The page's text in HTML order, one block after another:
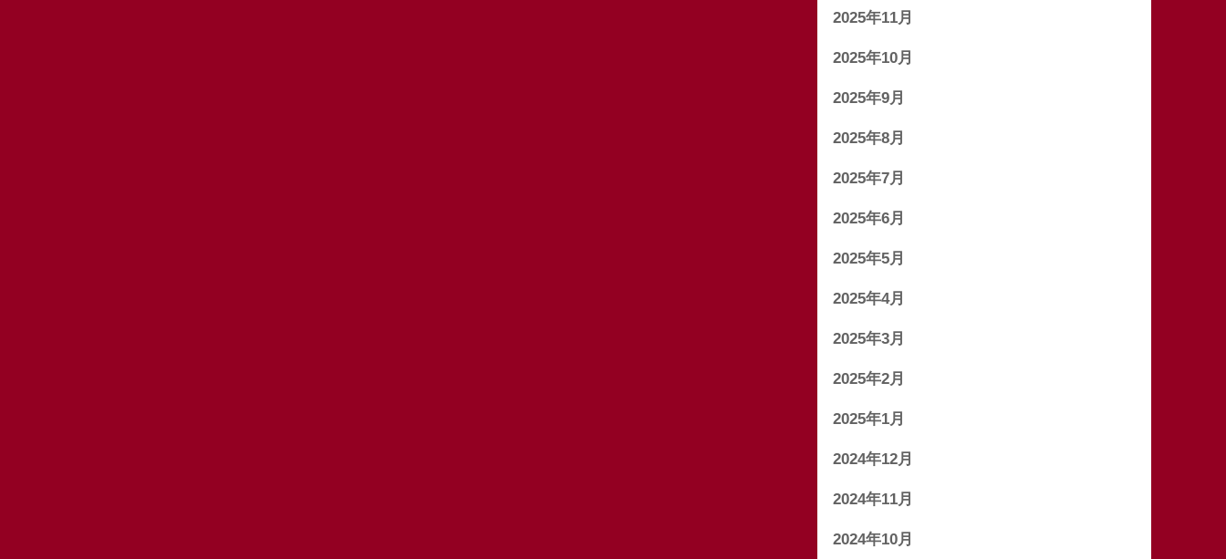
2025年11月
2025年10月
2025年9月
2025年8月
2025年7月
2025年6月
2025年5月
2025年4月
2025年3月
2025年2月
2025年1月
2024年12月
2024年11月
2024年10月